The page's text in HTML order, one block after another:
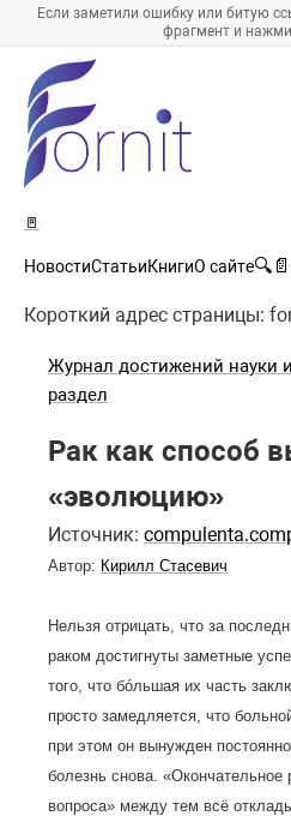
Если заметили ошибку или битую
фрагмент и
🚪
НовостиСтатьиКнигиО сайте🔍 📄
Короткий адрес страницы:
Журнал достижений науки
раздел
Рак как способ
«эволюцию»
Источник:
Автор: Кирилл Стасевич
Нельзя отрицать, что за
раком достигнуты заметные
того, что бóльшая их часть
просто замедляется, что
при этом он вынужден
болезнь снова. «Окончательное
вопроса» между тем всё